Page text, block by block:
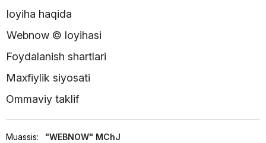
loyiha haqida
Webnow © loyihasi
Foydalanish shartlari
Maxfiylik siyosati
Ommaviy taklif
Muassis:
"WEBNOW" MChJ